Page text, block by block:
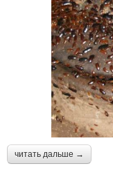
читать дальше →